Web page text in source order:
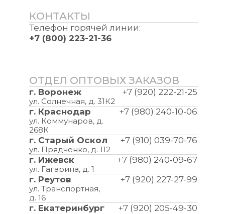
КОНТАКТЫ
Телефон горячей линии:
+7 (800) 223-21-36
ОТДЕЛ ОПТОВЫХ ЗАКАЗОВ
г. Воронеж
ул. Солнечная, д. 31К2
+7 (920) 222-21-25
г. Краснодар
ул. Коммунаров, д.
268К
+7 (980) 240-10-06
г. Старый Оскол
ул. Прядченко, д. 112
+7 (910) 039-70-76
г. Ижевск
ул. Гагарина, д. 1
+7 (980) 240-09-67
г. Реутов
ул. Транспортная,
д. 16
+7 (920) 227-27-99
г. Екатеринбург +7 (920) 205-49-30